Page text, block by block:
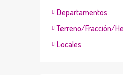
Departamentos
Terreno/Fracción/
Locales